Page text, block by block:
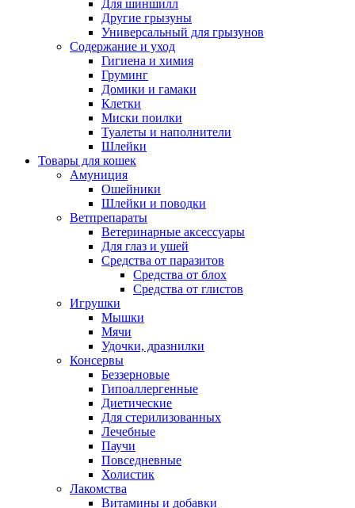
Для шиншилл
Другие грызуны
Универсальный для грызунов
Содержание и уход
Гигиена и химия
Груминг
Домики и гамаки
Клетки
Миски поилки
Туалеты и наполнители
Шлейки
Товары для кошек
Амуниция
Ошейники
Шлейки и поводки
Ветпрепараты
Ветеринарные аксессуары
Для глаз и ушей
Средства от паразитов
Средства от блох
Средства от глистов
Игрушки
Мышки
Мячи
Удочки, дразнилки
Консервы
Беззерновые
Гипоаллергенные
Диетические
Для стерилизованных
Лечебные
Паучи
Повседневные
Холистик
Лакомства
Витамины и добавки